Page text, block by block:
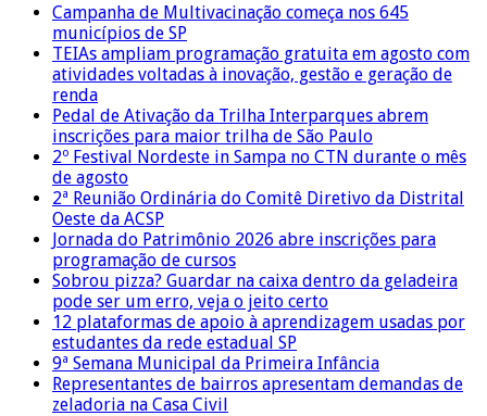
Campanha de Multivacinação começa nos 645
municípios de SP
TEIAs ampliam programação gratuita em agosto com
atividades voltadas à inovação, gestão e geração de
renda
Pedal de Ativação da Trilha Interparques abrem
inscrições para maior trilha de São Paulo
2º Festival Nordeste in Sampa no CTN durante o mês
de agosto
2ª Reunião Ordinária do Comitê Diretivo da Distrital
Oeste da ACSP
Jornada do Patrimônio 2026 abre inscrições para
programação de cursos
Sobrou pizza? Guardar na caixa dentro da geladeira
pode ser um erro, veja o jeito certo
12 plataformas de apoio à aprendizagem usadas por
estudantes da rede estadual SP
9ª Semana Municipal da Primeira Infância
Representantes de bairros apresentam demandas de
zeladoria na Casa Civil